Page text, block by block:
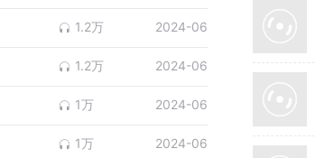
1.2万 2024-06
1.2万 2024-06
1万 2024-06
1万 2024-06